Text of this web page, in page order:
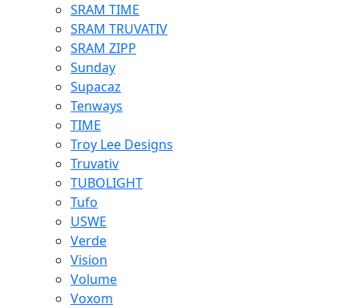
SRAM TIME
SRAM TRUVATIV
SRAM ZIPP
Sunday
Supacaz
Tenways
TIME
Troy Lee Designs
Truvativ
TUBOLIGHT
Tufo
USWE
Verde
Vision
Volume
Voxom